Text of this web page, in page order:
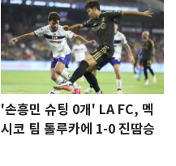
'손흥민 슈팅 0개' LA FC, 멕
시코 팀 톨루카에 1-0 진땀승